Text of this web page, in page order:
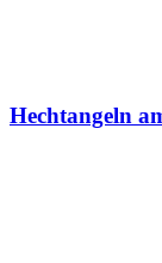
Hechtangeln